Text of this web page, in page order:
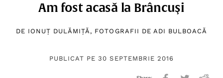
Am fost acasă la Brâncuşi
DE IONUȚ DULĂMIȚĂ , FOTOGRAFII DE ADI BULBOACĂ
PUBLICAT PE 30 SEPTEMBRIE 2016